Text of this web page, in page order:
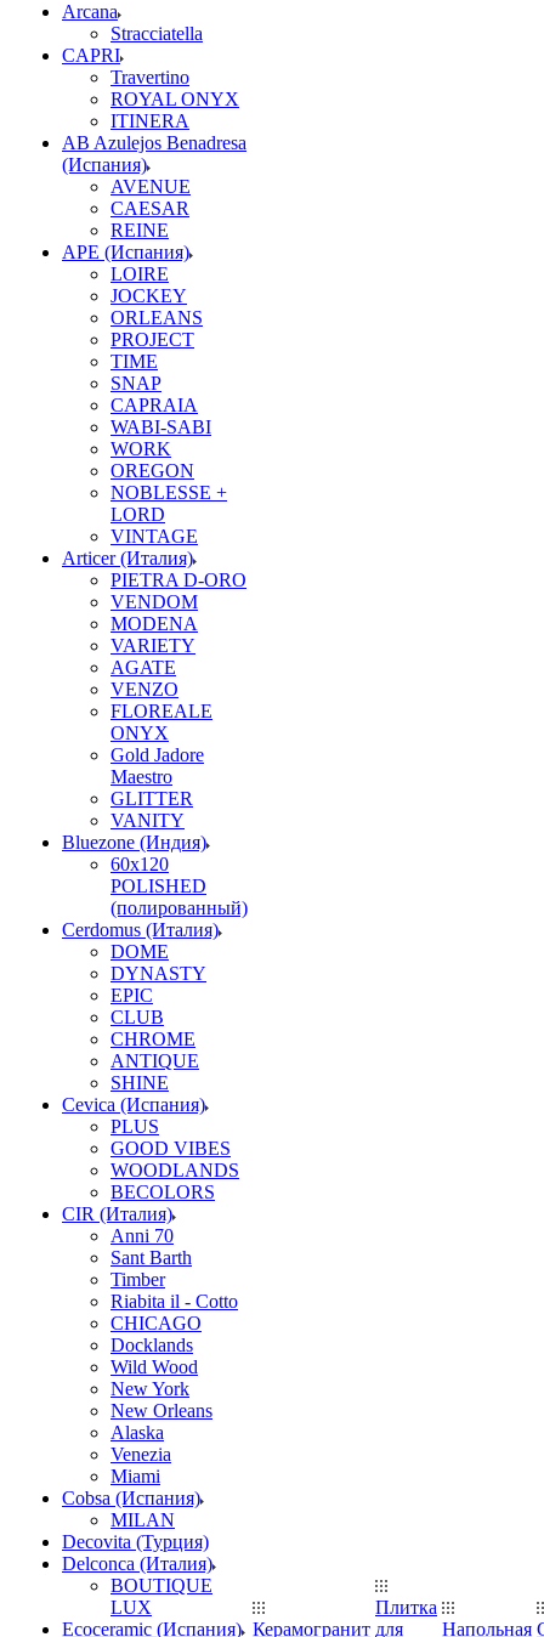
Arcana
Stracciatella
CAPRI
Travertino
ROYAL ONYX
ITINERA
AB Azulejos Benadresa
(Испания)
AVENUE
CAESAR
REINE
APE (Испания)
LOIRE
JOCKEY
ORLEANS
PROJECT
TIME
SNAP
CAPRAIA
WABI-SABI
WORK
OREGON
NOBLESSE +
LORD
VINTAGE
Articer (Италия)
PIETRA D-ORO
VENDOM
MODENA
VARIETY
AGATE
VENZO
FLOREALE
ONYX
Gold Jadore
Maestro
GLITTER
VANITY
Bluezone (Индия)
60х120
POLISHED
(полированный)
Cerdomus (Италия)
DOME
DYNASTY
EPIC
CLUB
CHROME
ANTIQUE
SHINE
Cevica (Испания)
PLUS
GOOD VIBES
WOODLANDS
BECOLORS
CIR (Италия)
Anni 70
Sant Barth
Timber
Riabita il - Cotto
CHICAGO
Docklands
Wild Wood
New York
New Orleans
Alaska
Venezia
Miami
Cobsa (Испания)
MILAN
Decovita (Турция)
Delconca (Италия)
BOUTIQUE
LUX
Ecoceramic (Испания) Керамогранит
Плитка
для
Напольная